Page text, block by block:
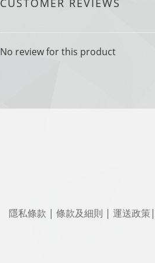
CUSTOMER REVIEWS
No review for this product
隱私條款 | 條款及細則 | 運送政策|